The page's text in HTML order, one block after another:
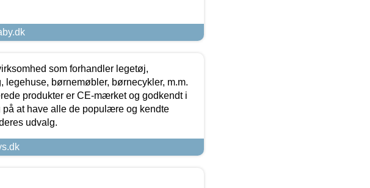
som forhandler legetøj,
børnemøbler, børnecykler, m.m.
produkter er CE-mærket og godkendt i
at have alle de populære og kendte
udvalg.